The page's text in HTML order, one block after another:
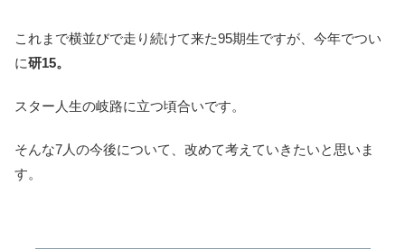
これまで横並びで走り続けて来た95期生ですが、今年でつい
に研15。
スター人生の岐路に立つ頃合いです。
そんな7人の今後について、改めて考えていきたいと思いま
す。